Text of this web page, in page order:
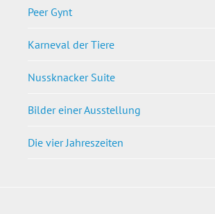
Peer Gynt
Karneval der Tiere
Nussknacker Suite
Bilder einer Ausstellung
Die vier Jahreszeiten